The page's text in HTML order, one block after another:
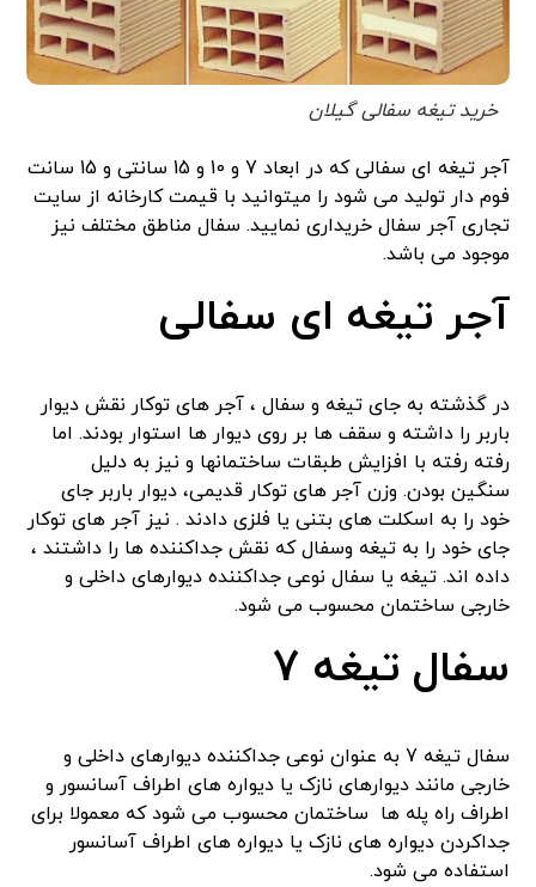
خرید تیغه سفالی گیلان
آجر تیغه ای سفالی که در ابعاد 7 و 10 و 15 سانتی و 15 سانت
فوم دار تولید می شود را میتوانید با قیمت کارخانه از سایت
تجاری آجر سفال خریداری نمایید. سفال مناطق مختلف نیز
موجود می باشد.
آجر تیغه ای سفالی
در گذشته به جای تیغه و سفال ، آجر های توکار نقش دیوار
باربر را داشته و سقف ها بر روی دیوار ها استوار بودند. اما
رفته رفته با افزایش طبقات ساختمانها و نیز به دلیل
سنگین بودن. وزن آجر های توکار قدیمی، دیوار باربر جای
خود را به اسکلت های بتنی یا فلزی دادند . نیز آجر های توکار
جای خود را به تیغه وسفال که نقش جداکننده ها را داشتند ،
داده اند. تیغه یا سفال نوعی جداکننده دیوارهای داخلی و
خارجی ساختمان محسوب می شود.
سفال تیغه 7
سفال تیغه 7 به عنوان نوعی جداکننده دیوارهای داخلی و
خارجی مانند دیوارهای نازک یا دیواره های اطراف آسانسور و
اطراف راه پله ها ساختمان محسوب می شود که معمولا برای
جداکردن دیواره های نازک یا دیواره های اطراف آسانسور
استفاده می شود.